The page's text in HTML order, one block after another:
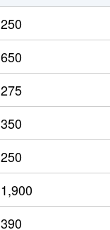
250
650
275
350
250
1,900
390